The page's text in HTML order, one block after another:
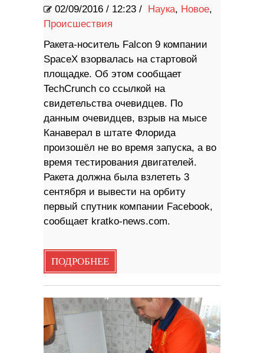
02/09/2016 / 12:23 / Наука, Новое,
Происшествия
Ракета-носитель Falcon 9 компании
SpaceX взорвалась на стартовой
площадке. Об этом сообщает
TechCrunch со ссылкой на
свидетельства очевидцев. По
данным очевидцев, взрыв на мысе
Канаверал в штате Флорида
произошёл не во время запуска, а во
время тестирования двигателей.
Ракета должна была взлететь 3
сентября и вывести на орбиту
первый спутник компании Facebook,
сообщает kratko-news.com.
ПОДРОБНЕЕ